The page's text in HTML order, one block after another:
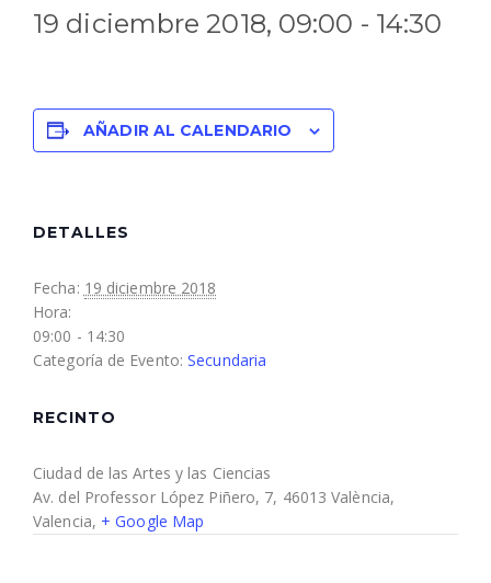
19 diciembre 2018, 09:00 - 14:30
AÑADIR AL CALENDARIO
DETALLES
Fecha: 19 diciembre 2018
Hora:
09:00 - 14:30
Categoría de Evento: Secundaria
RECINTO
Ciudad de las Artes y las Ciencias
Av. del Professor López Piñero, 7, 46013 València,
Valencia, + Google Map